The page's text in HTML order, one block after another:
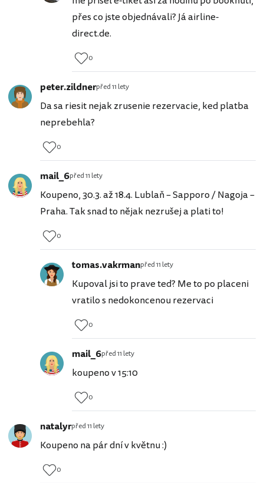
přes co jste objednávali? Já airline-
direct.de.
0
peter.zildnerpřed 11 lety
Da sa riesit nejak zrusenie rezervacie, ked platba
neprebehla?
0
mail_6před 11 lety
Koupeno, 30.3. až 18.4. Lublaň – Sapporo / Nagoja –
Praha. Tak snad to nějak nezrušej a plati to!
0
tomas.vakrmanpřed 11 lety
Kupoval jsi to prave ted? Me to po placeni
vratilo s nedokoncenou rezervaci
0
mail_6před 11 lety
koupeno v 15:10
0
natalyrpřed 11 lety
Koupeno na pár dní v květnu :)
0